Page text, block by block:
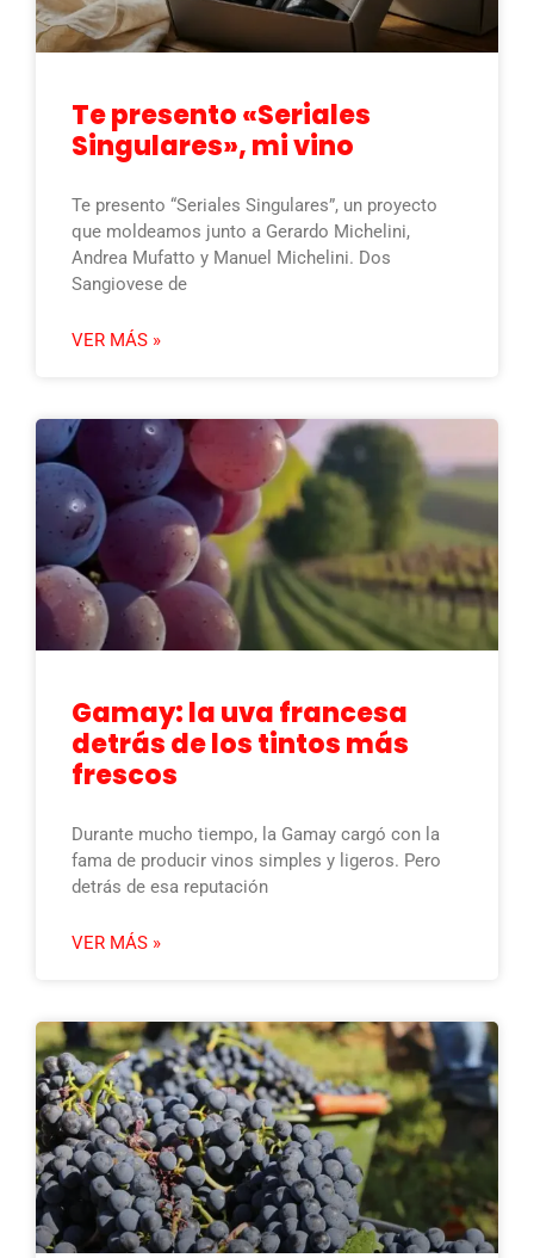
Te presento «Seriales
Singulares», mi vino
Te presento “Seriales Singulares”, un proyecto
que moldeamos junto a Gerardo Michelini,
Andrea Mufatto y Manuel Michelini. Dos
Sangiovese de
VER MÁS »
Gamay: la uva francesa
detrás de los tintos más
frescos
Durante mucho tiempo, la Gamay cargó con la
fama de producir vinos simples y ligeros. Pero
detrás de esa reputación
VER MÁS »